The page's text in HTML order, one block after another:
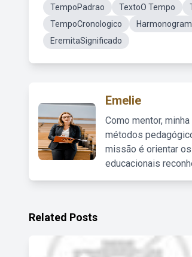
TempoPadrao
TextoO Tempo
TempoCronologico
EremitaSignificado
Emelie
Como mentor,
métodos
missão é orientar
educacionais
Related Posts